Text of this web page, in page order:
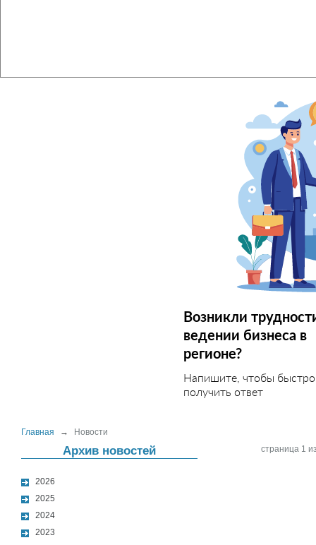
Возникли
ведении бизнеса в
регионе?
Напишите, чтобы быстро
получить ответ
Главная → Новости
Архив новостей
2026
2025
2024
2023
страница 1